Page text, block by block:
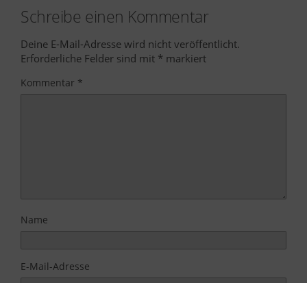
Schreibe einen Kommentar
Deine E-Mail-Adresse wird nicht veröffentlicht.
Erforderliche Felder sind mit * markiert
Kommentar *
Name
E-Mail-Adresse